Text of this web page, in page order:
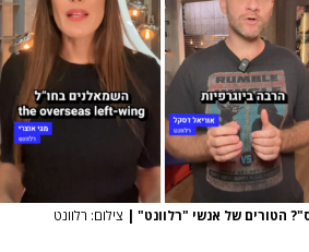
הטורים של אנשי "רלוונט" | צילום: רלוונט